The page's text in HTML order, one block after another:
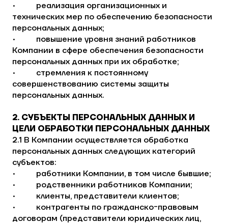
• реализация организационных и
технических мер по обеспечению безопасности
персональных данных;
• повышение уровня знаний работников
Компании в сфере обеспечения безопасности
персональных данных при их обработке;
• стремления к постоянному
совершенствованию системы защиты
персональных данных.
2. СУБЪЕКТЫ ПЕРСОНАЛЬНЫХ ДАННЫХ И
ЦЕЛИ ОБРАБОТКИ ПЕРСОНАЛЬНЫХ ДАННЫХ
2.1 В Компании осуществляется обработка
персональных данных следующих категорий
субъектов:
• работники Компании, в том числе бывшие;
• родственники работников Компании;
• клиенты, представители клиентов;
• контрагенты по гражданско-правовым
договорам (представители юридических лиц,